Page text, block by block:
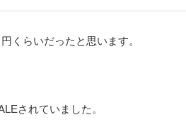
くらいだったと思います。
されていました。